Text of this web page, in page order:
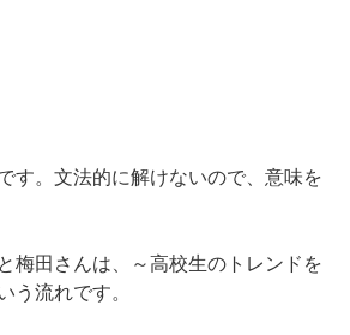
す。文法的に解けないので、意味を
梅田さんは、～高校生のトレンドを
う流れです。